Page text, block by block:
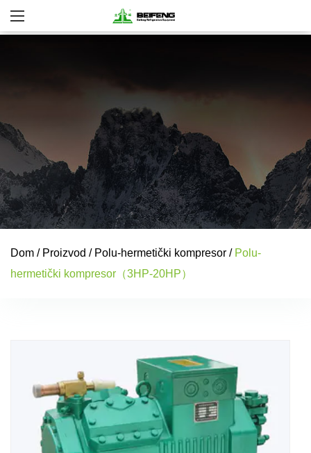
Dom / Proizvod / Polu-hermetički kompresor / Polu-
hermetički kompresor（3HP-20HP）